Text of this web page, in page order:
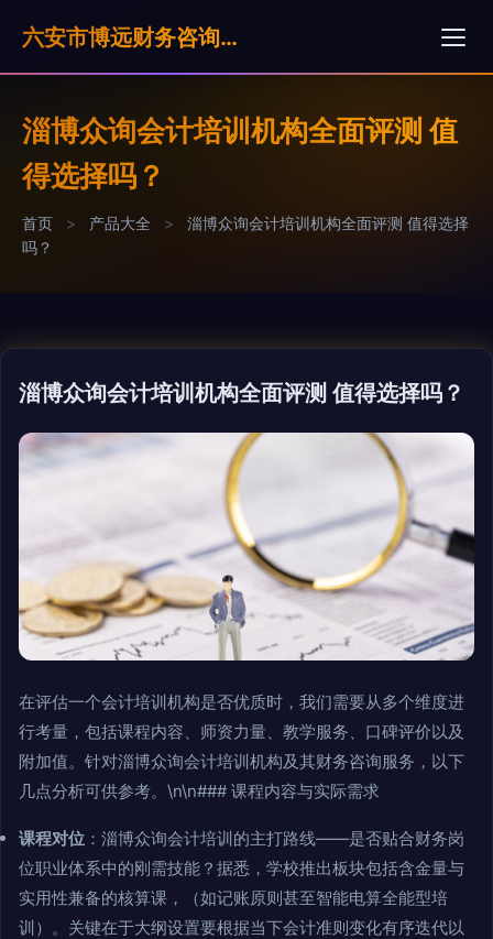
六安市博远财务咨询服务有限公司
淄博众询会计培训机构全面评测 值
得选择吗？
首页 > 产品大全 >
淄博众询会计培训机构全面评测 值得选择
吗？
淄博众询会计培训机构全面评测 值得选择吗？
在评估一个会计培训机构是否优质时，我们需要从多个维度进
行考量，包括课程内容、师资力量、教学服务、口碑评价以及
附加值。针对淄博众询会计培训机构及其财务咨询服务，以下
几点分析可供参考。\n\n### 课程内容与实际需求
课程对位 ：淄博众询会计培训的主打路线——是否贴合财务岗
位职业体系中的刚需技能？据悉，学校推出板块包括含金量与
实用性兼备的核算课，（如记账原则甚至智能电算全能型培
训）。关键在于大纲设置要根据当下会计准则变化有序迭代以